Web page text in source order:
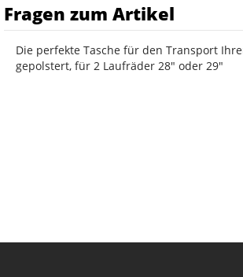
Fragen zum Artikel
Die perfekte Tasche für den Transport
gepolstert, für 2 Laufräder 28" oder 29"